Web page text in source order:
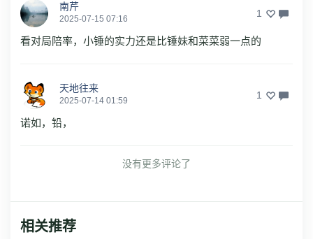
南芹
2025-07-15 07:16 1
看对局陪率，小锤的实力还是比锤妹和菜菜弱一点的
天地往来
2025-07-14 01:59 1
诺如，铅，
没有更多评论了
相关推荐